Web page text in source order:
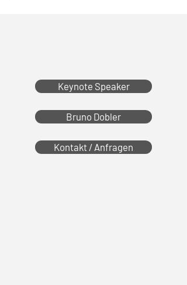
Keynote Speaker
Bruno Dobler
Kontakt / Anfragen